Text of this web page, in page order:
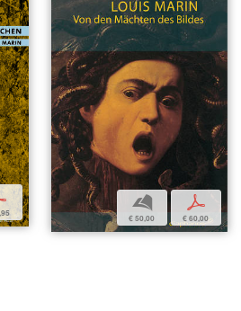
b
€ 50,00
p
€ 60,00